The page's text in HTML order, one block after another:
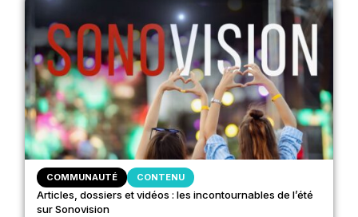
COMMUNAUTÉ CONTENU
Articles, dossiers et vidéos : les incontournables de l’été
sur Sonovision